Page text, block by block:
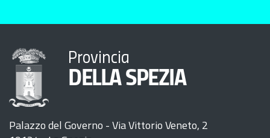
Provincia
DELLA SPEZIA
Palazzo del Governo - Via Vittorio Veneto, 2